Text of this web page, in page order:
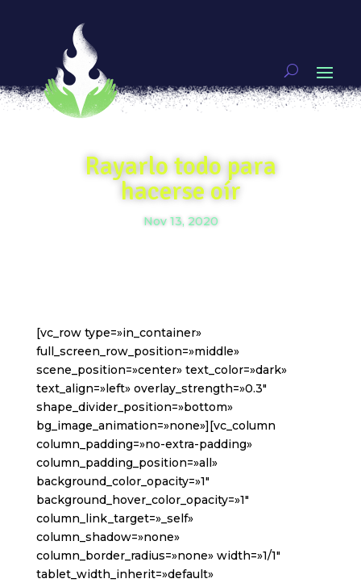
Rayarlo todo para
hacerse oír
Nov 13, 2020
[vc_row type=»in_container»
full_screen_row_position=»middle»
scene_position=»center» text_color=»dark»
text_align=»left» overlay_strength=»0.3″
shape_divider_position=»bottom»
bg_image_animation=»none»][vc_column
column_padding=»no-extra-padding»
column_padding_position=»all»
background_color_opacity=»1″
background_hover_color_opacity=»1″
column_link_target=»_self»
column_shadow=»none»
column_border_radius=»none» width=»1/1″
tablet_width_inherit=»default»